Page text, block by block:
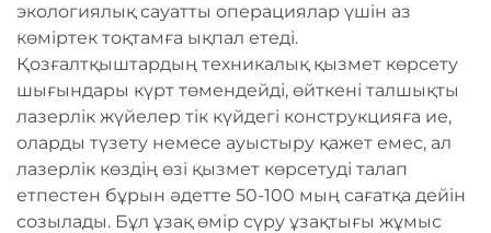
экологиялық сауатты операциялар үшін аз
көміртек тоқтамға ықпал етеді.
Қозғалтқыштардың техникалық қызмет көрсету
шығындары күрт төмендейді, өйткені талшықты
лазерлік жүйелер тік күйдегі конструкцияға ие,
оларды түзету немесе ауыстыру қажет емес, ал
лазерлік көздің өзі қызмет көрсетуді талап
етпестен бұрын әдетте 50-100 мың сағатқа дейін
созылады. Бұл ұзақ өмір сүру ұзақтығы жұмыс